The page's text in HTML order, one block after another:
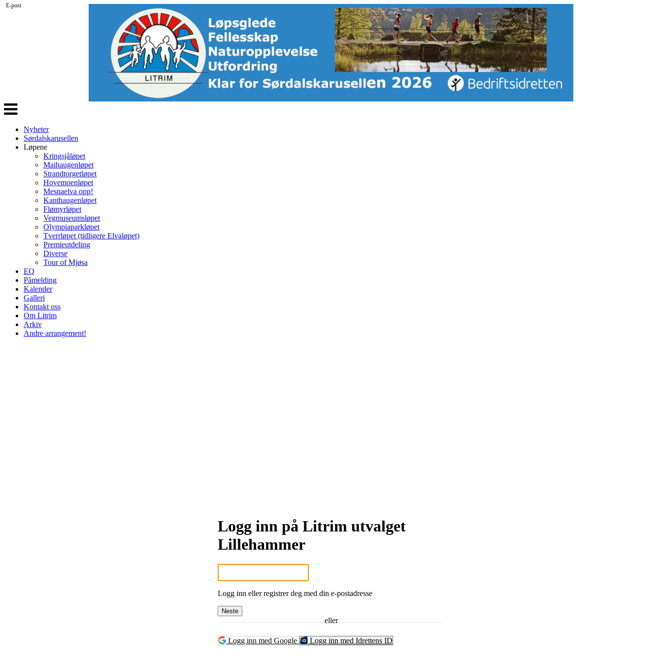
Veksle
navigasjon
Nyheter
Sørdalskarusellen
Løpene
Kringsjåløpet
Maihaugenløpet
Strandtorgetløpet
Hovemoenløpet
Mesnaelva opp!
Kanthaugenløpet
Flømyrløpet
Vegmuseumsløpet
Olympiaparkløpet
Tverrløpet (tidligere Elvaløpet)
Premieutdeling
Diverse
Tour of Mjøsa
EQ
Påmelding
Kalender
Galleri
Kontakt oss
Om Litrim
Arkiv
Andre arrangement!
Logg inn på Litrim utvalget
Lillehammer
E-post
Logg inn eller registrer deg med din e-postadresse
Neste
eller
Logg inn med Google Logg inn med Idrettens ID